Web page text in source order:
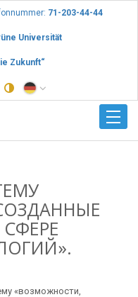
71-203-44-44
Universität
Zukunft“
«возможности,